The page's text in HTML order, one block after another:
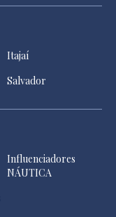
Itajaí
Salvador
Influenciadores
NÁUTICA